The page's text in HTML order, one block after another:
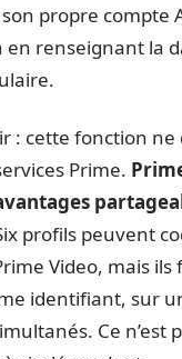
propre compte
renseignant la
: cette fonction ne
Prime.
profils peuvent
Video, mais
identifiant, sur
Ce n’est